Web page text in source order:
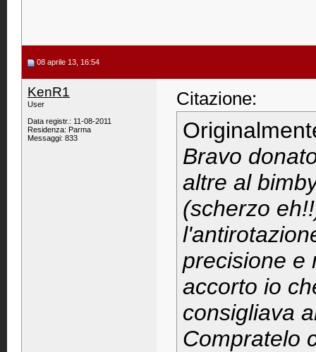
08 aprile 13, 16:54
KenR1
User
Data registr.: 11-08-2011
Residenza: Parma
Messaggi: 833
Citazione:
Bravo
altre al
(scherzo
precisione e
accorto io
consigliava
Compratelo